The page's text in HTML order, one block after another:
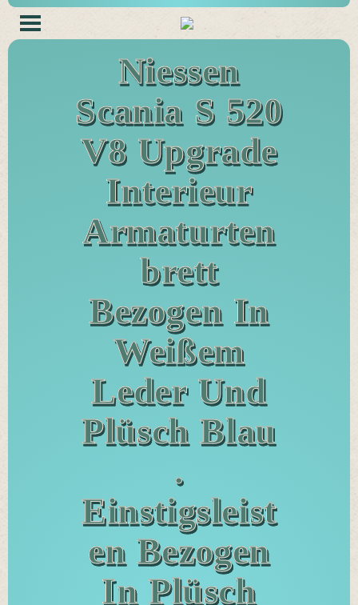
Niessen
Scania S 520
V8 Upgrade
Interieur
Armaturten
Brett
Bezogen In
Weißem
Leder Und
Plüsch Blau
.
Einstigsleist
En Bezogen
In Plüsch